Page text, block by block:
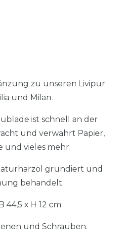
zu unseren Livipur
und Milan.
ist schnell an der
und verwahrt Papier,
und vieles mehr.
grundiert und
behandelt.
44,5 x H 12 cm.
und Schrauben.